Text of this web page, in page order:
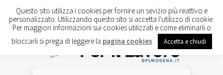
Questo sito utilizza i cookies per fornire un sevizio più reattivo e
personalizzato. Utilizzando questo sito si accetta l'utilizzo di cookie.
Per maggiori informazioni sui cookies utilizzati e come eliminarli o
bloccarli si prega di leggere la pagina cookies Accetta e chiudi